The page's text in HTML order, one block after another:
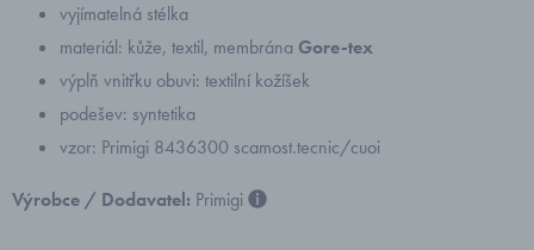
vyjímatelná stélka
materiál: kůže, textil, membrána Gore-tex
výplň vnitřku obuvi: textilní kožíšek
podešev: syntetika
vzor: Primigi 8436300 scamost.tecnic/cuoi
Výrobce / Dodavatel: Primigi